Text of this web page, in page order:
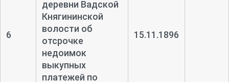
6
деревни Вадской
Княгининской
волости об
отсрочке
недоимок
выкупных
платежей по
15.11.1896